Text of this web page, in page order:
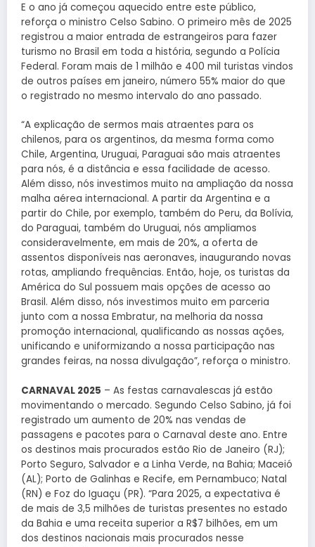
E o ano já começou aquecido entre este público,
reforça o ministro Celso Sabino. O primeiro mês de 2025
registrou a maior entrada de estrangeiros para fazer
turismo no Brasil em toda a história, segundo a Polícia
Federal. Foram mais de 1 milhão e 400 mil turistas vindos
de outros países em janeiro, número 55% maior do que
o registrado no mesmo intervalo do ano passado.
“A explicação de sermos mais atraentes para os
chilenos, para os argentinos, da mesma forma como
Chile, Argentina, Uruguai, Paraguai são mais atraentes
para nós, é a distância e essa facilidade de acesso.
Além disso, nós investimos muito na ampliação da nossa
malha aérea internacional. A partir da Argentina e a
partir do Chile, por exemplo, também do Peru, da Bolívia,
do Paraguai, também do Uruguai, nós ampliamos
consideravelmente, em mais de 20%, a oferta de
assentos disponíveis nas aeronaves, inaugurando novas
rotas, ampliando frequências. Então, hoje, os turistas da
América do Sul possuem mais opções de acesso ao
Brasil. Além disso, nós investimos muito em parceria
junto com a nossa Embratur, na melhoria da nossa
promoção internacional, qualificando as nossas ações,
unificando e uniformizando a nossa participação nas
grandes feiras, na nossa divulgação”, reforça o ministro.
CARNAVAL 2025 – As festas carnavalescas já estão
movimentando o mercado. Segundo Celso Sabino, já foi
registrado um aumento de 20% nas vendas de
passagens e pacotes para o Carnaval deste ano. Entre
os destinos mais procurados estão Rio de Janeiro (RJ);
Porto Seguro, Salvador e a Linha Verde, na Bahia; Maceió
(AL); Porto de Galinhas e Recife, em Pernambuco; Natal
(RN) e Foz do Iguaçu (PR). “Para 2025, a expectativa é
de mais de 3,5 milhões de turistas presentes no estado
da Bahia e uma receita superior a R$7 bilhões, em um
dos destinos nacionais mais procurados nesse